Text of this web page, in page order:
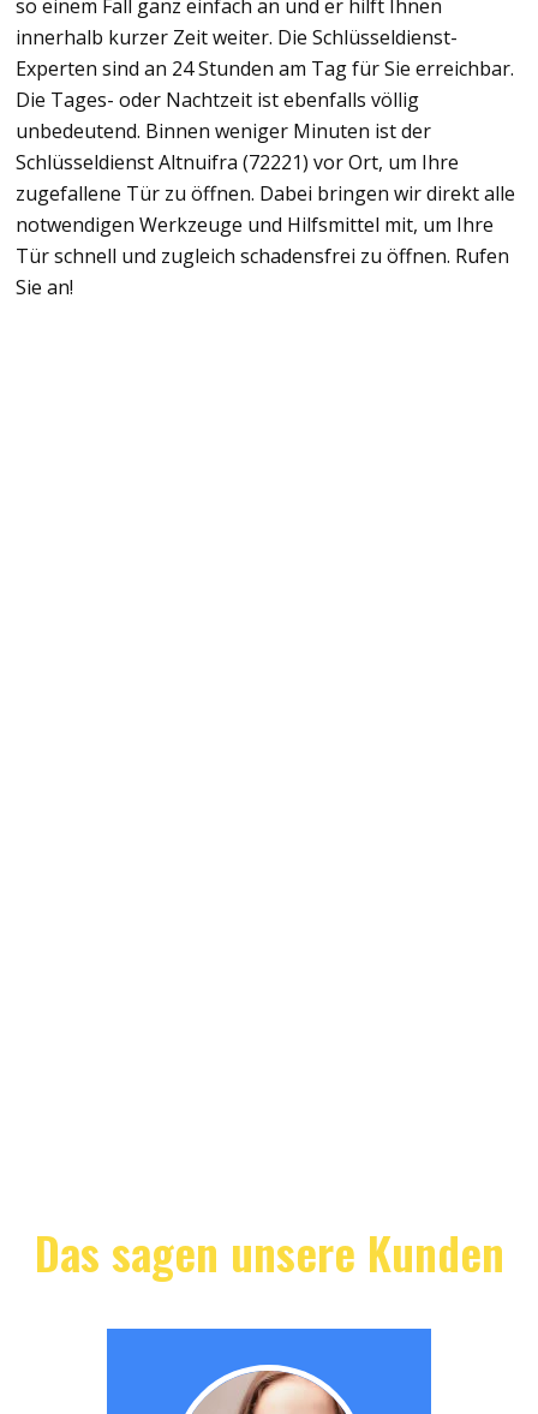
so einem Fall ganz einfach an und er hilft Ihnen
innerhalb kurzer Zeit weiter. Die Schlüsseldienst-
Experten sind an 24 Stunden am Tag für Sie erreichbar.
Die Tages- oder Nachtzeit ist ebenfalls völlig
unbedeutend. Binnen weniger Minuten ist der
Schlüsseldienst Altnuifra (72221) vor Ort, um Ihre
zugefallene Tür zu öffnen. Dabei bringen wir direkt alle
notwendigen Werkzeuge und Hilfsmittel mit, um Ihre
Tür schnell und zugleich schadensfrei zu öffnen. Rufen
Sie an!
Das sagen unsere Kunden